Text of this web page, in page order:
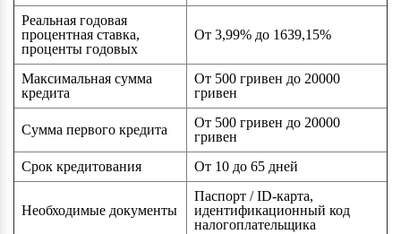
Реальная годовая
процентная ставка,
проценты годовых
От 3,99% до 1639,15%
Максимальная сумма
кредита
От 500 гривен до 20000
гривен
Сумма первого кредита
От 500 гривен до 20000
гривен
Срок кредитования
От 10 до 65 дней
Необходимые документы
Паспорт / ID-карта,
идентификационный код
налогоплательщика